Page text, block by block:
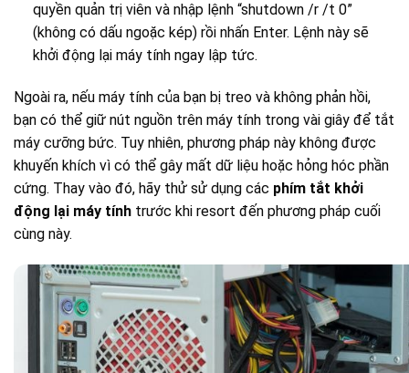
quyền quản trị viên và nhập lệnh “shutdown /r /t 0”
(không có dấu ngoặc kép) rồi nhấn Enter. Lệnh này sẽ
khởi động lại máy tính ngay lập tức.
Ngoài ra, nếu máy tính của bạn bị treo và không phản hồi,
bạn có thể giữ nút nguồn trên máy tính trong vài giây để tắt
máy cưỡng bức. Tuy nhiên, phương pháp này không được
khuyến khích vì có thể gây mất dữ liệu hoặc hỏng hóc phần
cứng. Thay vào đó, hãy thử sử dụng các phím tắt khởi
động lại máy tính trước khi resort đến phương pháp cuối
cùng này.